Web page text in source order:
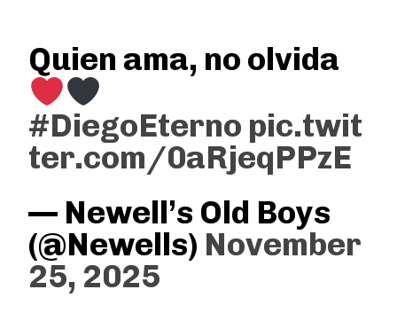
Quien ama, no olvida
#DiegoEterno pic.twit
ter.com/0aRjeqPPzE
— Newell’s Old Boys
(@Newells) November
25, 2025